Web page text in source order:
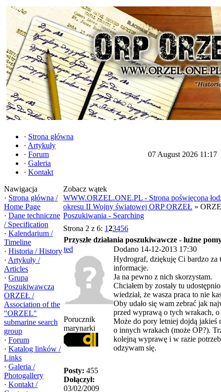
· Strona główna
· Artykuły
· Forum
· Galeria
· Kontakt
07 August 2026 11:17
Nawigacja
· Strona główna /
Home Page
· Dane techniczne
/ Specification
· Kalendarium /
Timeline
· Historia / History
· Artykuły /
Articles
· Grupa
Poszukiwawcza
ORZEŁ /
Association of the
"ORZEL"
submarine search
group
· Forum
· Katalog linków /
Links
· Galeria /
Photogallery
· Kontakt /
Zobacz wątek
WWW.ORZEL.ONE.PL - Strona poświęcona
okresu II Wojny światowej ORP ORZEŁ »
Poszukiwania - Searching
Strona 2 z 6: 123456
Przyszłe działania poszukiwawcze - luźne
ted
Dodano 14-12-2013 17:30
Porucznik
marynarki
Posty: 455
Dołączył:
03/02/2009
Hydrograf, dziękuję Ci bardzo za
informacje.
Ja na pewno z nich skorzystam.
Chciałem by zostały tu
wiedział, że wasza praca to nie
Oby udało się wam zebrać jak
przed wyprawą o tych wrakach, o
Może do pory letniej dojdą jakieś
o innych wrakach (może OP?).
kolejną wyprawę i w razie
odzywam się.